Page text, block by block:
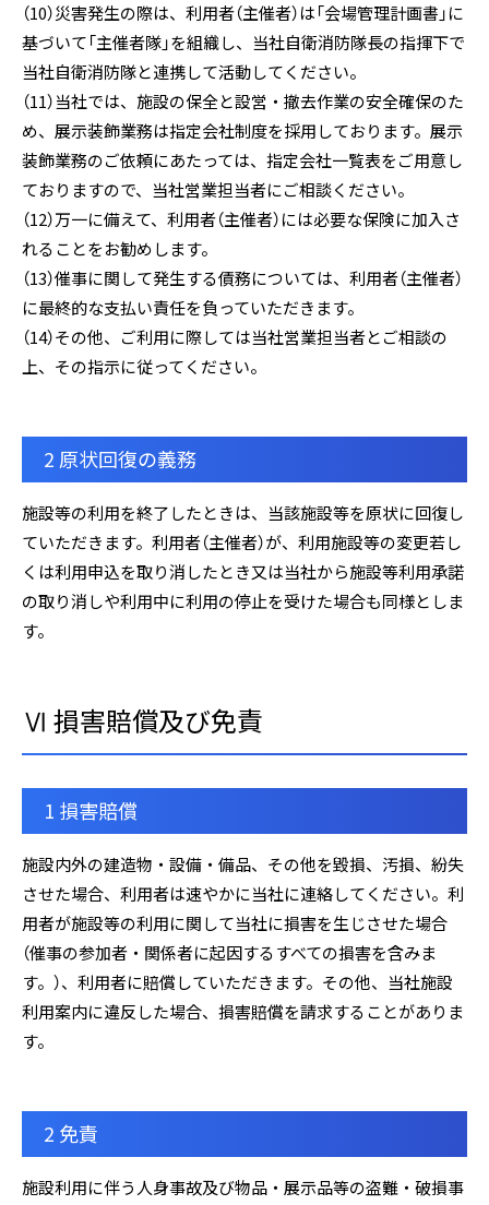
（10）災害発生の際は、利用者（主催者）は「会場管理計画書」に
基づいて「主催者隊」を組織し、当社自衛消防隊長の指揮下で
当社自衛消防隊と連携して活動してください。
（11）当社では、施設の保全と設営・撤去作業の安全確保のた
め、展示装飾業務は指定会社制度を採用しております。展示
装飾業務のご依頼にあたっては、指定会社一覧表をご用意し
ておりますので、当社営業担当者にご相談ください。
（12）万一に備えて、利用者（主催者）には必要な保険に加入さ
れることをお勧めします。
（13）催事に関して発生する債務については、利用者（主催者）
に最終的な支払い責任を負っていただきます。
（14）その他、ご利用に際しては当社営業担当者とご相談の
上、その指示に従ってください。
2 原状回復の義務
施設等の利用を終了したときは、当該施設等を原状に回復し
ていただきます。利用者（主催者）が、利用施設等の変更若し
くは利用申込を取り消したとき又は当社から施設等利用承諾
の取り消しや利用中に利用の停止を受けた場合も同様としま
す。
Ⅵ 損害賠償及び免責
1 損害賠償
施設内外の建造物・設備・備品、その他を毀損、汚損、紛失
させた場合、利用者は速やかに当社に連絡してください。利
用者が施設等の利用に関して当社に損害を生じさせた場合
（催事の参加者・関係者に起因するすべての損害を含みま
す。）、利用者に賠償していただきます。その他、当社施設
利用案内に違反した場合、損害賠償を請求することがありま
す。
2 免責
施設利用に伴う人身事故及び物品・展示品等の盗難・破損事